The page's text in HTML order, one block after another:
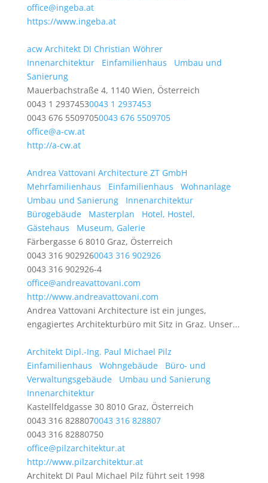
office@ingeba.at
https://www.ingeba.at
acw Architekt DI Christian Wöhrer
Innenarchitektur
Einfamilienhaus
Umbau und
Sanierung
Mauerbachstraße 4, 1140 Wien, Österreich
0043 1 29374530043 1 2937453
0043 676 55097050043 676 5509705
office@a-cw.at
http://a-cw.at
Andrea Vattovani Architecture ZT GmbH
Mehrfamilienhaus
Einfamilienhaus
Wohnanlage
Umbau und Sanierung
Innenarchitektur
Bürogebäude
Masterplan
Hotel, Hostel,
Gästehaus
Museum, Galerie
Färbergasse 6 8010 Graz, Österreich
0043 316 9029260043 316 902926
0043 316 902926-4
office@andreavattovani.com
http://www.andreavattovani.com
Andrea Vattovani Architecture ist ein junges,
engagiertes Architekturbüro mit Sitz in Graz. Unser...
Architekt Dipl.-Ing. Paul Michael Pilz
Einfamilienhaus
Wohngebäude
Büro- und
Verwaltungsgebäude
Umbau und Sanierung
Innenarchitektur
Kastellfeldgasse 30 8010 Graz, Österreich
0043 316 8288070043 316 828807
0043 316 82880750
office@pilzarchitektur.at
http://www.pilzarchitektur.at
Architekt DI Paul Michael Pilz führt seit 1998